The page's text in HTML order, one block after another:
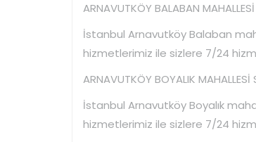
ARNAVUTKÖY BALABAN
İstanbul Arnavutköy Balaban
hizmetlerimiz ile sizlere 7/24
ARNAVUTKÖY BOYALIK MAHALLESİ
İstanbul Arnavutköy Boyalık
hizmetlerimiz ile sizlere 7/24